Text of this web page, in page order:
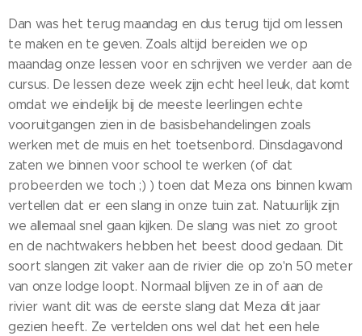
Dan was het terug maandag en dus terug tijd om lessen
te maken en te geven. Zoals altijd bereiden we op
maandag onze lessen voor en schrijven we verder aan de
cursus. De lessen deze week zijn echt heel leuk, dat komt
omdat we eindelijk bij de meeste leerlingen echte
vooruitgangen zien in de basisbehandelingen zoals
werken met de muis en het toetsenbord. Dinsdagavond
zaten we binnen voor school te werken (of dat
probeerden we toch ;) ) toen dat Meza ons binnen kwam
vertellen dat er een slang in onze tuin zat. Natuurlijk zijn
we allemaal snel gaan kijken. De slang was niet zo groot
en de nachtwakers hebben het beest dood gedaan. Dit
soort slangen zit vaker aan de rivier die op zo'n 50 meter
van onze lodge loopt. Normaal blijven ze in of aan de
rivier want dit was de eerste slang dat Meza dit jaar
gezien heeft. Ze vertelden ons wel dat het een hele